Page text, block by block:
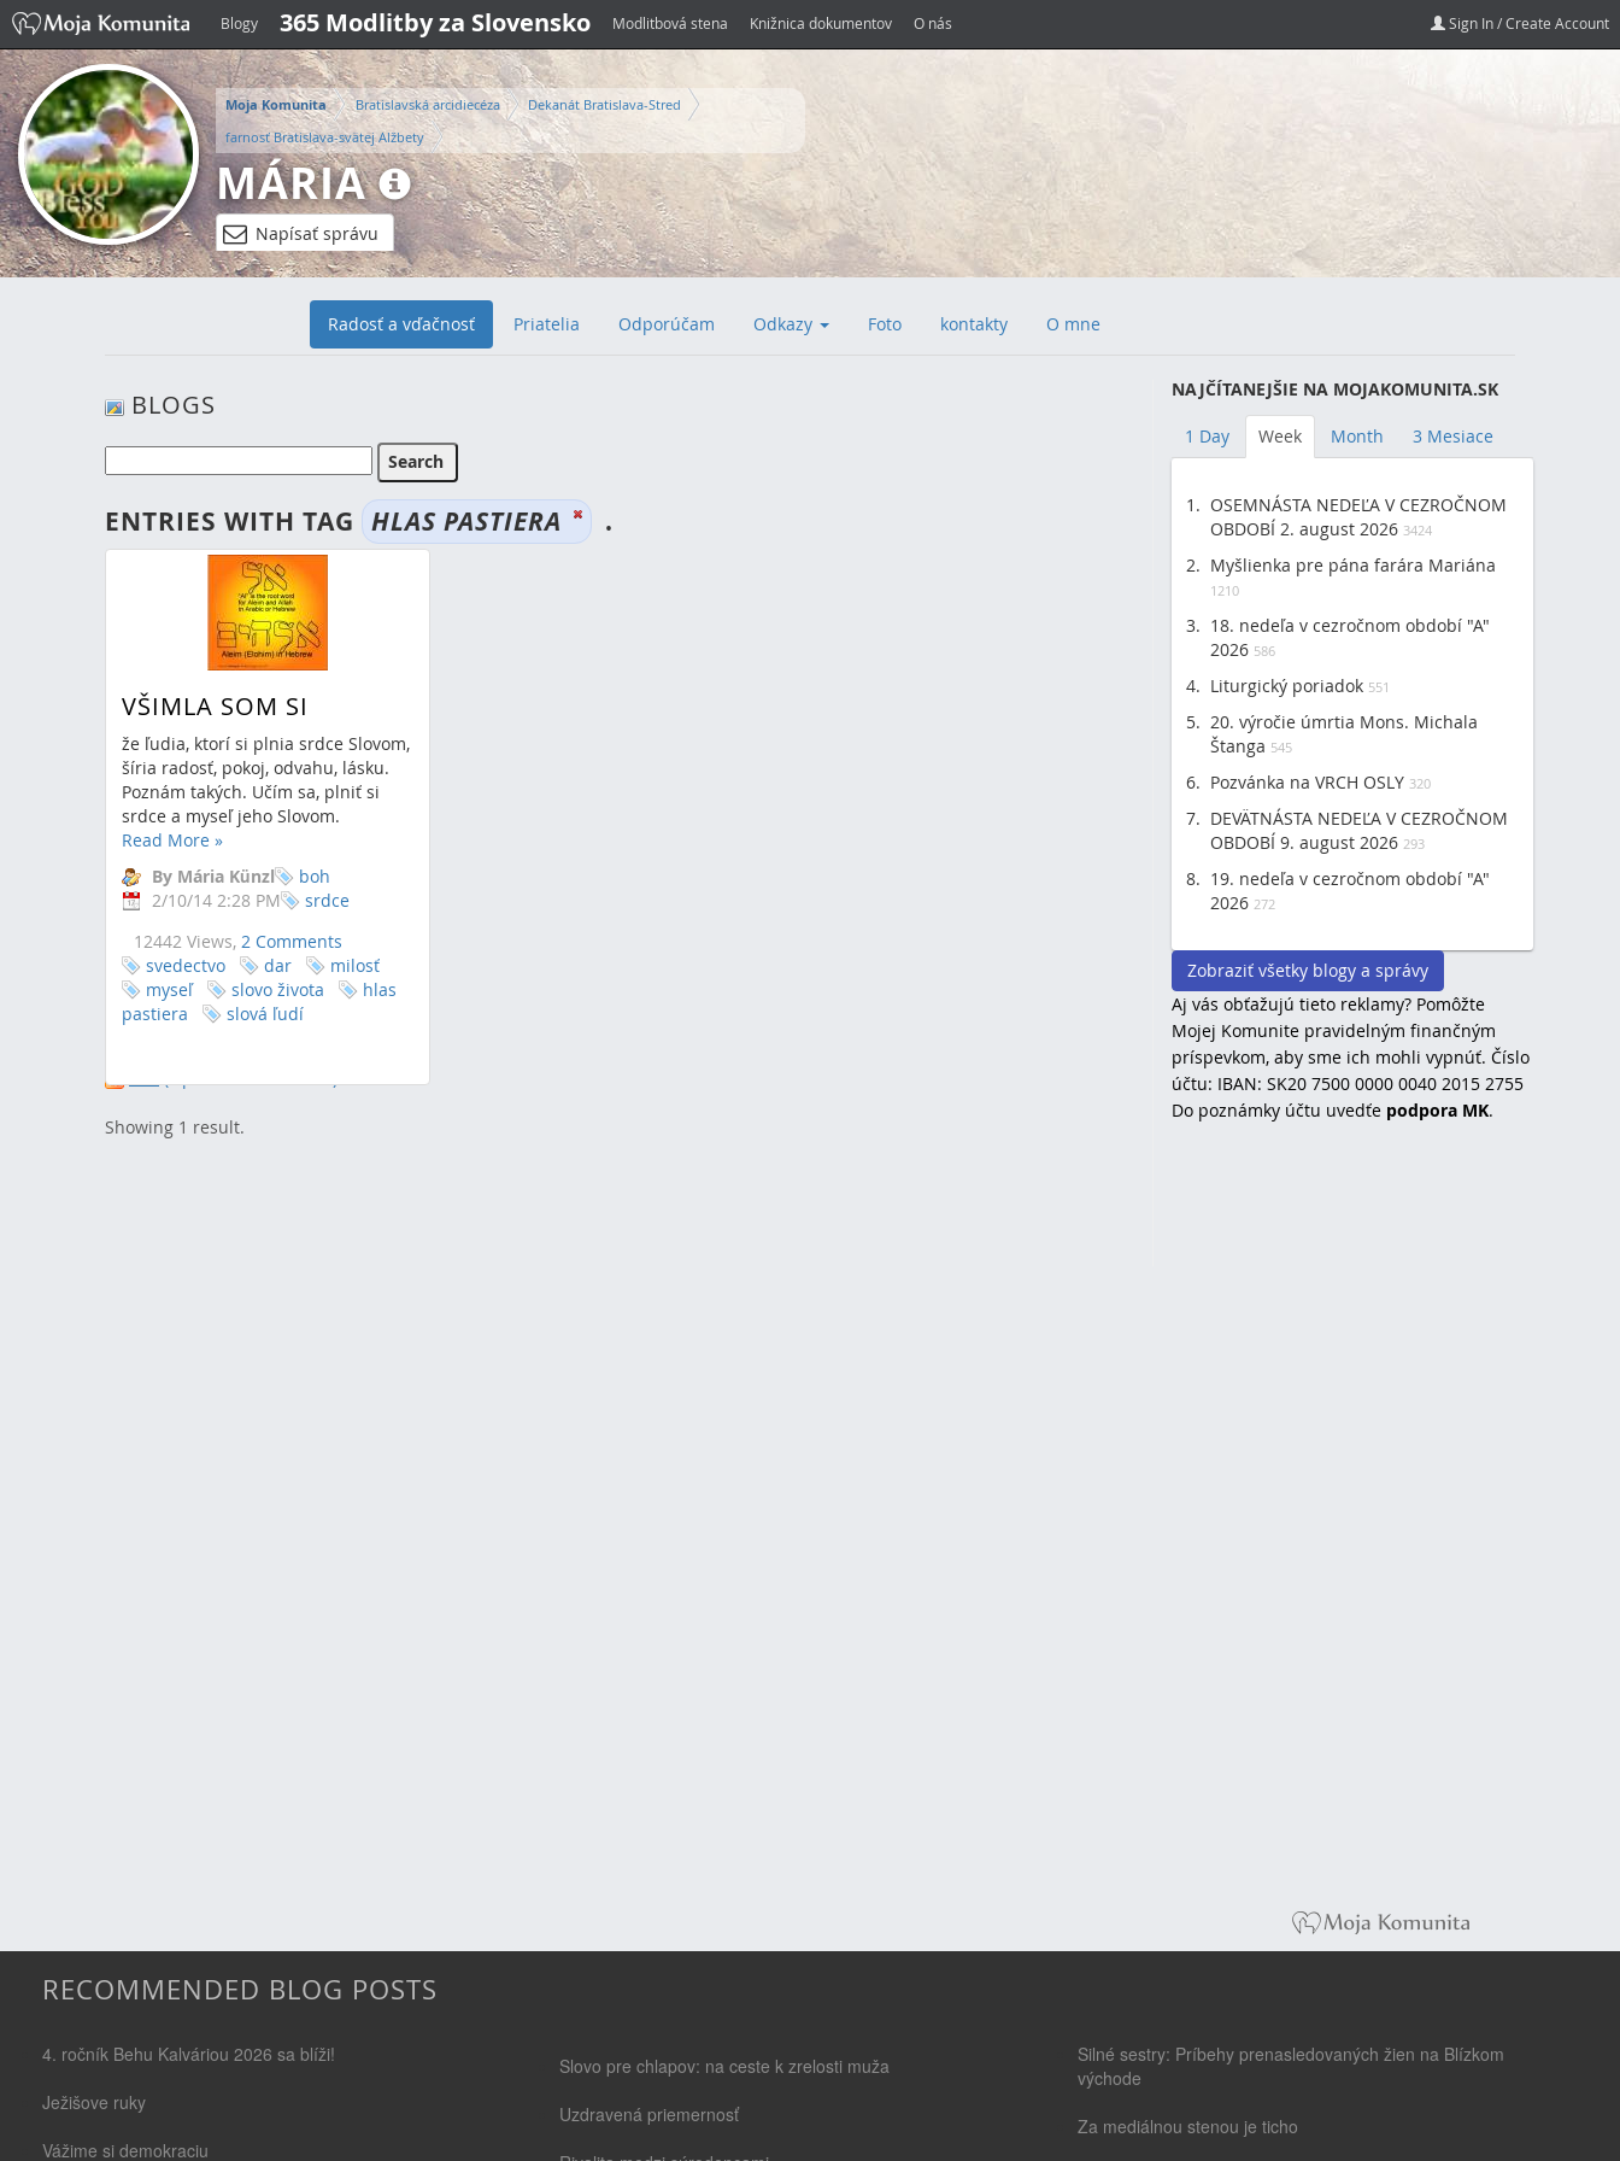
Blogy 365 Modlitby za Slovensko Modlitbová stena Knižnica dokumentov O nás Sign In / Create Account
Moja Komunita Bratislavská arcidiecéza
Dekanát Bratislava-Stred
farnosť Bratislava-svätej Alžbety
MÁRIA
Napísať správu
Radosť a vďačnosť Priatelia Odporúčam Odkazy Foto kontakty O mne
BLOGS
ENTRIES WITH TAG HLAS PASTIERA .
VŠIMLA SOM SI
že ľudia, ktorí si plnia srdce Slovom,
šíria radosť, pokoj, odvahu, lásku.
Poznám takých. Učím sa, plniť si
srdce a myseľ jeho Slovom.
Read More »
By Mária Künzl
2/10/14 2:28 PM
12442 Views, 2 Comments
boh
srdce
svedectvo dar
milosť
myseľ
slovo života
hlas
pastiera
slová ľudí
Showing 1 result.
NAJČÍTANEJŠIE NA MOJAKOMUNITA.SK
1 Day Week Month 3 Mesiace
OSEMNÁSTA NEDEĽA V CEZROČNOM
OBDOBÍ 2. august 2026 3424
Myšlienka pre pána farára Mariána
1210
18. nedeľa v cezročnom období "A"
2026 586
Liturgický poriadok 551
20. výročie úmrtia Mons. Michala
Štanga 545
Pozvánka na VRCH OSLY 320
DEVÄTNÁSTA NEDEĽA V CEZROČNOM
OBDOBÍ 9. august 2026 293
19. nedeľa v cezročnom období "A"
2026 272
Zobraziť všetky blogy a správy
Aj vás obťažujú tieto reklamy? Pomôžte
Mojej Komunite pravidelným finančným
príspevkom, aby sme ich mohli vypnúť. Číslo
účtu: IBAN: SK20 7500 0000 0040 2015 2755
Do poznámky účtu uvedťe podpora MK.
RECOMMENDED BLOG POSTS
4. ročník Behu Kalváriou 2026 sa blíži!
Ježišove ruky
Vážime si demokraciu
Slovo pre chlapov: na ceste k zrelosti muža
Uzdravená priemernosť
Silné sestry: Príbehy prenasledovaných žien na Blízkom
východe
Za mediálnou stenou je ticho